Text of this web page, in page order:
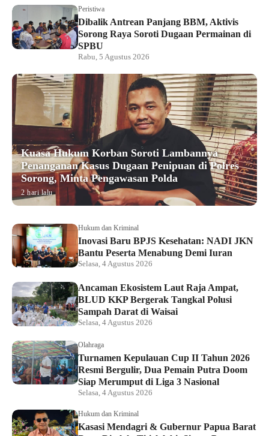
Peristiwa
Dibalik Antrean Panjang BBM, Aktivis
Sorong Raya Soroti Dugaan Permainan di
SPBU
Rabu, 5 Agustus 2026
Kuasa Hukum Korban Soroti Lambannya
Penanganan Kasus Dugaan Penipuan di Polres
Sorong, Minta Pengawasan Polda
2 hari lalu
Hukum dan Kriminal
Inovasi Baru BPJS Kesehatan: NADI JKN
Bantu Peserta Menabung Demi Iuran
Selasa, 4 Agustus 2026
Ancaman Ekosistem Laut Raja Ampat,
BLUD KKP Bergerak Tangkal Polusi
Sampah Darat di Waisai
Selasa, 4 Agustus 2026
Olahraga
Turnamen Kepulauan Cup II Tahun 2026
Resmi Bergulir, Dua Pemain Putra Doom
Siap Merumput di Liga 3 Nasional
Selasa, 4 Agustus 2026
Hukum dan Kriminal
Kasasi Mendagri & Gubernur Papua Barat